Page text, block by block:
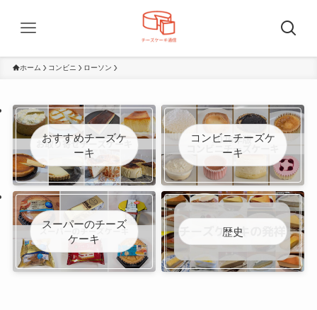
ホーム コンビニ ローソン
おすすめチーズケ
ーキ
コンビニチーズケ
ーキ
スーパーのチーズ
ケーキ
歴史